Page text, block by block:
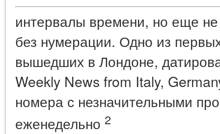
интервалы времени, но еще
без нумерации. Одно из
вышедших в Лондоне,
Weekly News from Italy,
номера с незначительными
еженедельно 2